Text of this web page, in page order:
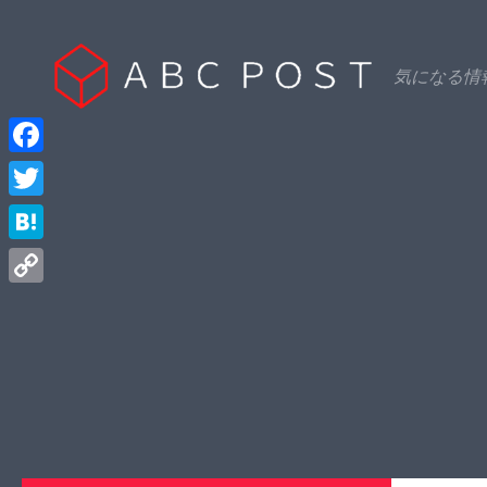
気になる情
Facebook
Twitter
Hatena